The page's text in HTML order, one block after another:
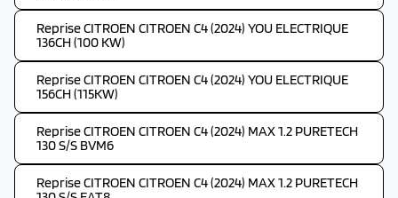
Reprise CITROEN CITROEN C4 (2024) YOU ELECTRIQUE
136CH (100 KW)
Reprise CITROEN CITROEN C4 (2024) YOU ELECTRIQUE
156CH (115KW)
Reprise CITROEN CITROEN C4 (2024) MAX 1.2 PURETECH
130 S/S BVM6
Reprise CITROEN CITROEN C4 (2024) MAX 1.2 PURETECH